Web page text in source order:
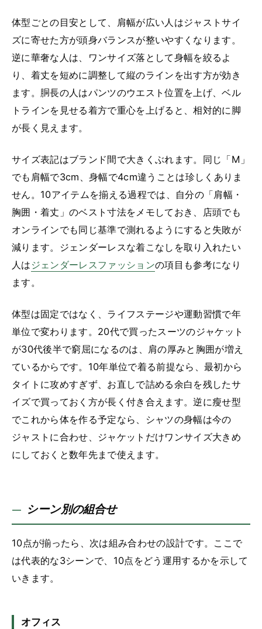
体型ごとの目安として、肩幅が広い人はジャストサイ
ズに寄せた方が頭身バランスが整いやすくなります。
逆に華奢な人は、ワンサイズ落として身幅を絞るよ
り、着丈を短めに調整して縦のラインを出す方が効き
ます。胴長の人はパンツのウエスト位置を上げ、ベル
トラインを見せる着方で重心を上げると、相対的に脚
が長く見えます。
サイズ表記はブランド間で大きくぶれます。同じ「M」
でも肩幅で3cm、身幅で4cm違うことは珍しくありま
せん。10アイテムを揃える過程では、自分の「肩幅・
胸囲・着丈」のベスト寸法をメモしておき、店頭でも
オンラインでも同じ基準で測れるようにすると失敗が
減ります。ジェンダーレスな着こなしを取り入れたい
人は ジェンダーレスファッションの項目も参考になり
ます。
体型は固定ではなく、ライフステージや運動習慣で年
単位で変わります。20代で買ったスーツのジャケット
が30代後半で窮屈になるのは、肩の厚みと胸囲が増え
ているからです。10年単位で着る前提なら、最初から
タイトに攻めすぎず、お直しで詰める余白を残したサ
イズで買っておく方が長く付き合えます。逆に瘦せ型
でこれから体を作る予定なら、シャツの身幅は今の
ジャストに合わせ、ジャケットだけワンサイズ大きめ
にしておくと数年先まで使えます。
シーン別の組合せ
10点が揃ったら、次は組み合わせの設計です。ここで
は代表的な3シーンで、10点をどう運用するかを示して
いきます。
オフィス